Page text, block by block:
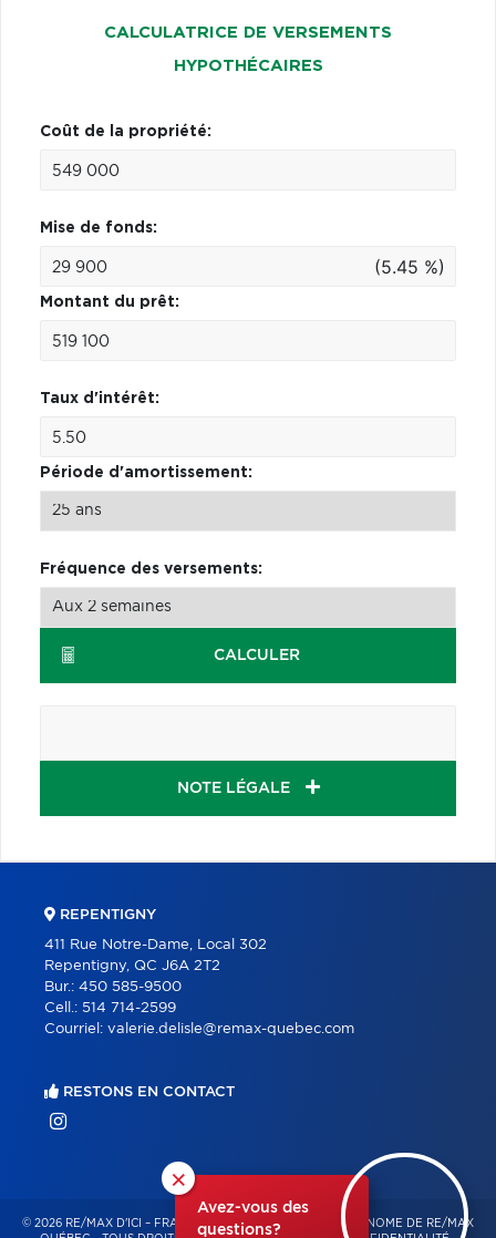
CALCULATRICE DE VERSEMENTS
HYPOTHÉCAIRES
Coût de la propriété:
Mise de fonds:
(5.45 %)
Montant du prêt:
Taux d'intérêt:
Période d'amortissement:
Fréquence des versements:
CALCULER
NOTE LÉGALE
×
Avez-vous des
questions?
REPENTIGNY
411 Rue Notre-Dame, Local 302
Repentigny, QC J6A 2T2
Bur.: 450 585-9500
Cell.: 514 714-2599
Courriel: valerie.delisle@remax-quebec.com
RESTONS EN CONTACT
© 2026 RE/MAX D'ICI – FRANCHISÉ INDÉPENDANT ET AUTONOME DE RE/MAX